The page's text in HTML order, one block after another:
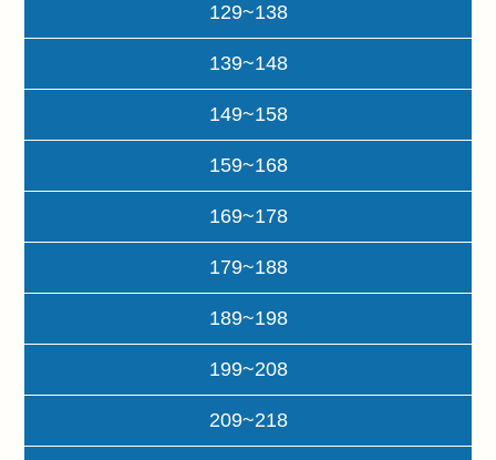
129~138
139~148
149~158
159~168
169~178
179~188
189~198
199~208
209~218